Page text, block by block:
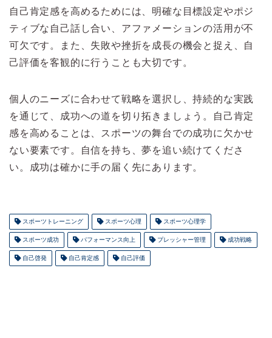
自己肯定感を高めるためには、明確な目標設定やポジ
ティブな自己話し合い、アファメーションの活用が不
可欠です。また、失敗や挫折を成長の機会と捉え、自
己評価を客観的に行うことも大切です。
個人のニーズに合わせて戦略を選択し、持続的な実践
を通じて、成功への道を切り拓きましょう。自己肯定
感を高めることは、スポーツの舞台での成功に欠かせ
ない要素です。自信を持ち、夢を追い続けてくださ
い。成功は確かに手の届く先にあります。
スポーツトレーニング スポーツ心理 スポーツ心理学
スポーツ成功 パフォーマンス向上 プレッシャー管理 成功戦略
自己啓発 自己肯定感 自己評価